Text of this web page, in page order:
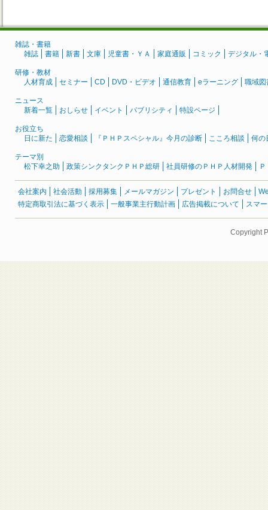
雑誌・書籍
雑誌
書籍 新書 文庫 児童書・ＹＡ 家庭通販 コミック デジタル・
研修・教材
人材育成
セミナー CD DVD・ビデオ 通信教育 eラーニング 職域図
ニュース
新着一覧
おしらせ イベント パブリシティ 特設ページ
お役立ち
日に新た
恋愛相談 『ＰＨＰスペシャル』今月の診断 こころ相談 何の
テーマ別
松下幸之助
政策シンクタンクＰＨＰ総研 社員研修のＰＨＰ人材開発
会社案内 社会活動 採用募集 メールマガジン プレゼント お問合せ
特定商取引法に基づく表示
一般事業主行動計画 広告掲載について スマ
Copyright